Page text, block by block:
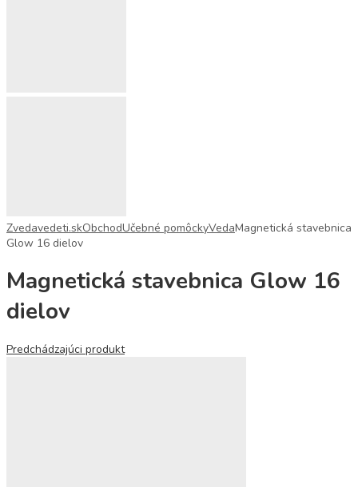
Zvedavedeti.skObchodUčebné pomôckyVedaMagnetická stavebnica
Glow 16 dielov
Magnetická stavebnica Glow 16
dielov
Predchádzajúci produkt